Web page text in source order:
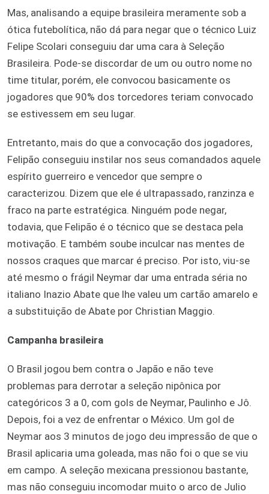
Mas, analisando a equipe brasileira meramente sob a
ótica futebolítica, não dá para negar que o técnico Luiz
Felipe Scolari conseguiu dar uma cara à Seleção
Brasileira. Pode-se discordar de um ou outro nome no
time titular, porém, ele convocou basicamente os
jogadores que 90% dos torcedores teriam convocado
se estivessem em seu lugar.
Entretanto, mais do que a convocação dos jogadores,
Felipão conseguiu instilar nos seus comandados aquele
espírito guerreiro e vencedor que sempre o
caracterizou. Dizem que ele é ultrapassado, ranzinza e
fraco na parte estratégica. Ninguém pode negar,
todavia, que Felipão é o técnico que se destaca pela
motivação. E também soube inculcar nas mentes de
nossos craques que marcar é preciso. Por isto, viu-se
até mesmo o frágil Neymar dar uma entrada séria no
italiano Inazio Abate que lhe valeu um cartão amarelo e
a substituição de Abate por Christian Maggio.
Campanha brasileira
O Brasil jogou bem contra o Japão e não teve
problemas para derrotar a seleção nipônica por
categóricos 3 a 0, com gols de Neymar, Paulinho e Jô.
Depois, foi a vez de enfrentar o México. Um gol de
Neymar aos 3 minutos de jogo deu impressão de que o
Brasil aplicaria uma goleada, mas não foi o que se viu
em campo. A seleção mexicana pressionou bastante,
mas não conseguiu incomodar muito o arco de Julio